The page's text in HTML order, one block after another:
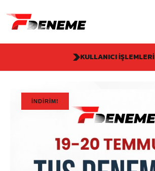
KULLANICI İŞLEMLERI
İNDIRIM!